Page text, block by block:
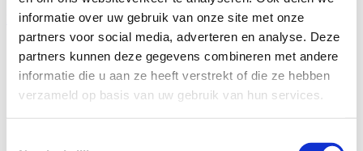
informatie over uw gebruik van onze site met onze
partners voor social media, adverteren en analyse. Deze
partners kunnen deze gegevens combineren met andere
informatie die u aan ze heeft verstrekt of die ze hebben
verzameld op basis van uw gebruik van hun services.
Inhoud
1
Aluminium, profielen en Hydro
2Aluminium en duurzaamheid
3EcoDesign met aluminium profielen
4De principes van extrusie
6Hydro’s profielbreedte